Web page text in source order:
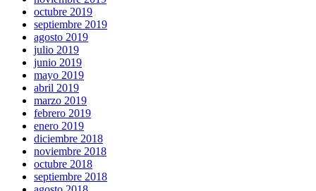
octubre 2019
septiembre 2019
agosto 2019
julio 2019
junio 2019
mayo 2019
abril 2019
marzo 2019
febrero 2019
enero 2019
diciembre 2018
noviembre 2018
octubre 2018
septiembre 2018